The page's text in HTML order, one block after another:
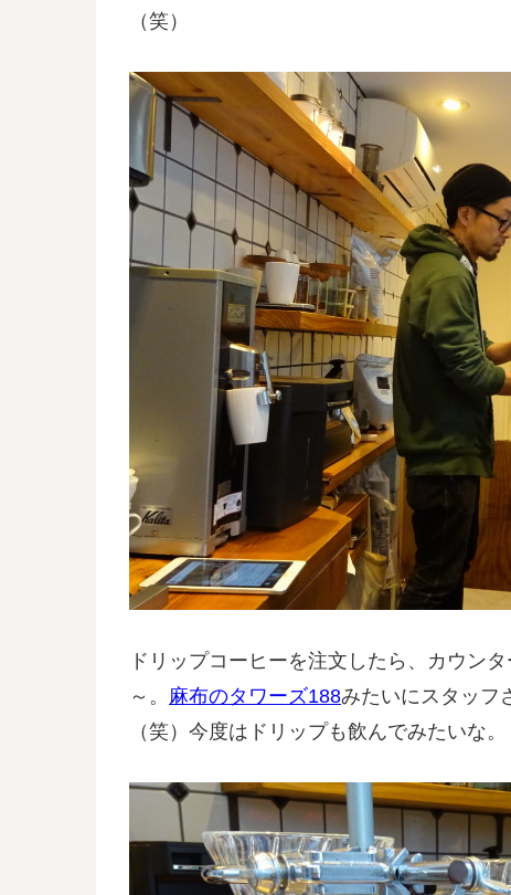
（笑）
ドリップコーヒーを注文したら、カウン
～。 麻布のタワーズ188みたいにスタッフ
（笑）今度はドリップも飲んでみたいな。